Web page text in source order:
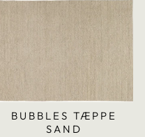
BUBBLES TÆPPE
SAND